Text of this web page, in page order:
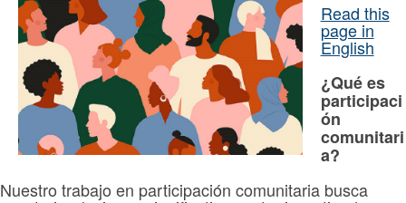
Secure .mil websites use HTTPS
A lock ( or https://means you’ve safely
connected to the .mil website. Share sensitive
information only on official, secure websites.
Read this
page in
English
¿Qué es
participaci
ón
comunitari
a?
Nuestro trabajo en participación comunitaria busca